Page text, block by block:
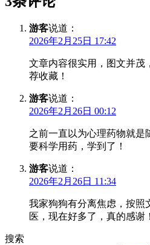
游客说道：
2026年2月25日 17:42
文章内容很实用，图文并茂
荐收藏！
游客说道：
2026年2月26日 00:12
之前一直以为心理药物就是
要科学用药，学到了！
游客说道：
2026年2月26日 11:34
我家狗狗有分离焦虑，按照
医，现在好多了，真的感谢！
搜索